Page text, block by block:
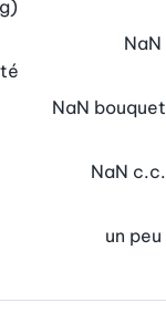
NaN
NaN bouquet
NaN c.c.
un peu